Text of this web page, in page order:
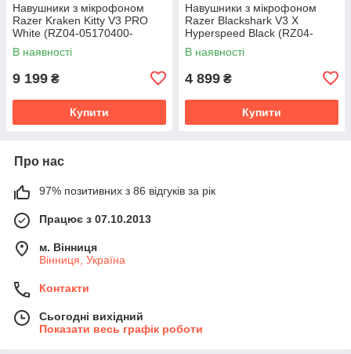
Навушники з мікрофоном
Razer Kraken Kitty V3 PRO
White (RZ04-05170400-
R3M1/RZ04-05170400-R3U1)
В наявності
9 199 ₴
Купити
Навушники з мікрофоном
Razer Blackshark V3 X
Hyperspeed Black (RZ04-
05420100-R3M1/RZ04-
05420100-R3U1)
В наявності
4 899 ₴
Купити
Про нас
97% позитивних з 86 відгуків за рік
Працює з 07.10.2013
м. Вінниця
Вінниця, Україна
Контакти
Сьогодні вихідний
Показати весь графік роботи